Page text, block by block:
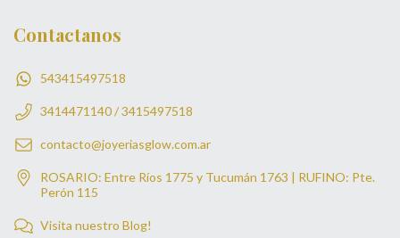
Contactanos
543415497518
3414471140 / 3415497518
contacto@joyeriasglow.com.ar
ROSARIO: Entre Ríos 1775 y Tucumán 1763 | RUFINO: Pte.
Perón 115
Visita nuestro Blog!